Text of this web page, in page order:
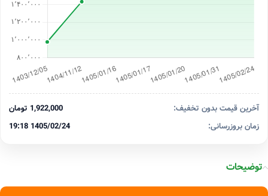
آخرین قیمت بدون تخفیف:
1,922,000 تومان
زمان بروزرسانی:
1405/02/24 19:18
توضیحات